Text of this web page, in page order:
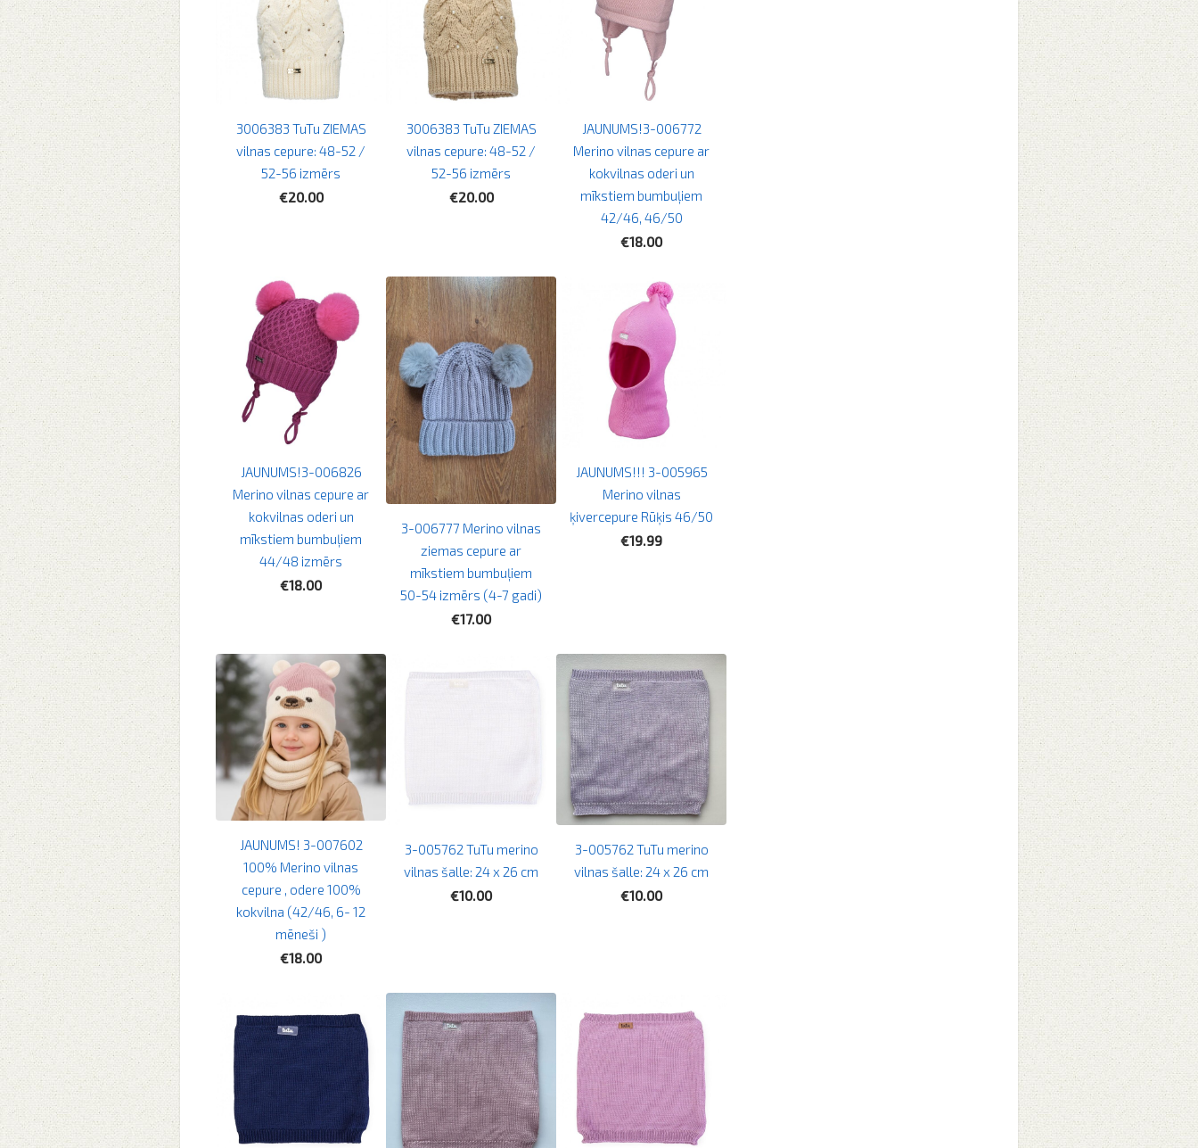
3006383 TuTu ZIEMAS
vilnas cepure: 48-52 /
52-56 izmērs
€20.00
3006383 TuTu ZIEMAS
vilnas cepure: 48-52 /
52-56 izmērs
€20.00
JAUNUMS!3-006772
Merino vilnas cepure ar
kokvilnas oderi un
mīkstiem bumbuļiem
42/46, 46/50
€18.00
JAUNUMS!3-006826
Merino vilnas cepure ar
kokvilnas oderi un
mīkstiem bumbuļiem
44/48 izmērs
€18.00
3-006777 Merino vilnas
ziemas cepure ar
mīkstiem bumbuļiem
50-54 izmērs (4-7 gadi)
€17.00
JAUNUMS!!! 3-005965
Merino vilnas
ķivercepure Rūķis 46/50
€19.99
JAUNUMS! 3-007602
100% Merino vilnas
cepure , odere 100%
kokvilna (42/46, 6- 12
mēneši )
€18.00
3-005762 TuTu merino
vilnas šalle: 24 x 26 cm
€10.00
3-005762 TuTu merino
vilnas šalle: 24 x 26 cm
€10.00